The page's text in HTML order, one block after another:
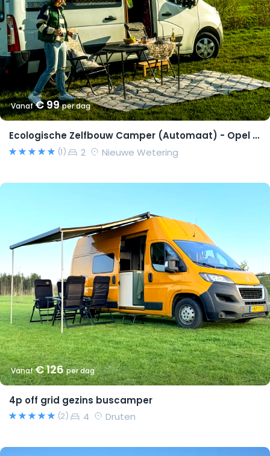
Vanaf€ 99per dag
Ecologische Zelfbouw Camper (Automaat) - Opel Movano 2015 – Richard
(1) 2 Nieuwe Wetering
Vanaf€ 126per dag
4p off grid gezins buscamper
(2) 4 Druten